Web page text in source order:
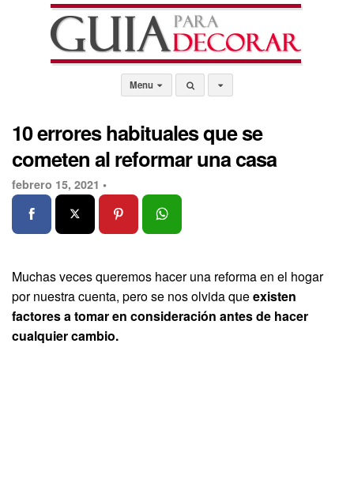
Menu
10 errores habituales que se
cometen al reformar una casa
febrero 15, 2021 •
Muchas veces queremos hacer una reforma en el hogar
por nuestra cuenta, pero se nos olvida queexisten
factores a tomar en consideración antes de hacer
cualquier cambio.